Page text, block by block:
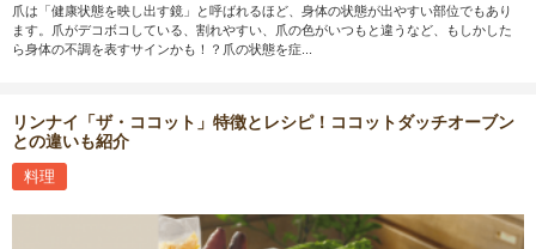
爪は「健康状態を映し出す鏡」と呼ばれるほど、身体の状態が出やすい部位でもあり
ます。爪がデコボコしている、割れやすい、爪の色がいつもと違うなど、もしかした
ら身体の不調を表すサインかも！？爪の状態を症...
リンナイ「ザ・ココット」特徴とレシピ！ココットダッチオーブン
との違いも紹介
料理